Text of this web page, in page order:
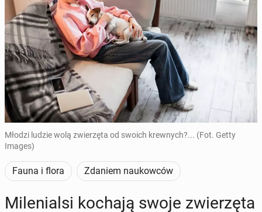
Młodzi ludzie wolą zwierzęta od swoich krewnych?... (Fot. Getty
Images)
Fauna i flora Zdaniem naukowców
Mi­le­nial­si kochają swoje zwie­rzę­ta